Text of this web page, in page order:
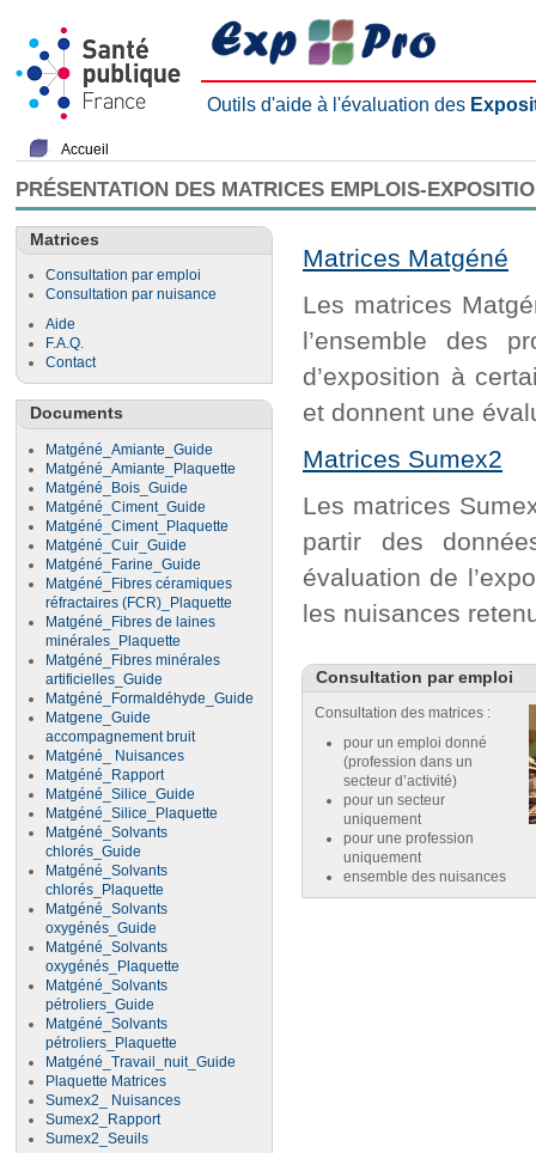
Outils d'aide à l'évaluation des
Accueil
PRÉSENTATION DES MATRICES EMPLOIS-
Matrices
Consultation par emploi
Consultation par nuisance
Aide
F.A.Q.
Contact
Documents
Matgéné_Amiante_Guide
Matgéné_Amiante_Plaquette
Matgéné_Bois_Guide
Matgéné_Ciment_Guide
Matgéné_Ciment_Plaquette
Matgéné_Cuir_Guide
Matgéné_Farine_Guide
Matgéné_Fibres céramiques
réfractaires (FCR)_Plaquette
Matgéné_Fibres de laines
minérales_Plaquette
Matgéné_Fibres minérales
artificielles_Guide
Matgéné_Formaldéhyde_Guide
Matgene_Guide
accompagnement bruit
Matgéné_ Nuisances
Matgéné_Rapport
Matgéné_Silice_Guide
Matgéné_Silice_Plaquette
Matgéné_Solvants
chlorés_Guide
Matgéné_Solvants
chlorés_Plaquette
Matgéné_Solvants
oxygénés_Guide
Matgéné_Solvants
oxygénés_Plaquette
Matgéné_Solvants
pétroliers_Guide
Matgéné_Solvants
pétroliers_Plaquette
Matgéné_Travail_nuit_Guide
Plaquette Matrices
Sumex2_ Nuisances
Sumex2_Rapport
Sumex2_Seuils
Matrices Matgéné
Les matrices
l’ensemble des
d’exposition à
et donnent une
Matrices Sumex2
Les matrices
partir des
évaluation de
les nuisances
Consultation par emploi
Consultation des matrices :
pour un emploi donné
(profession dans un
secteur d’activité)
pour un secteur
uniquement
pour une profession
uniquement
ensemble des nuisances